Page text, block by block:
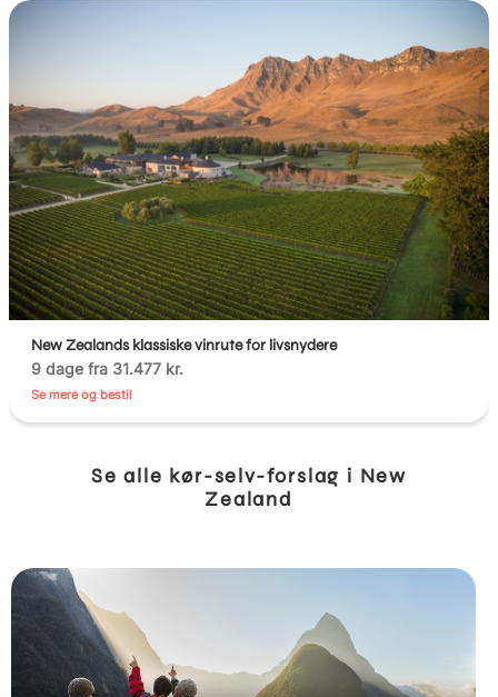
New Zealands klassiske vinrute for livsnydere
9 dage fra 31.477 kr.
Se mere og bestil
Se alle kør-selv-forslag i New
Zealand